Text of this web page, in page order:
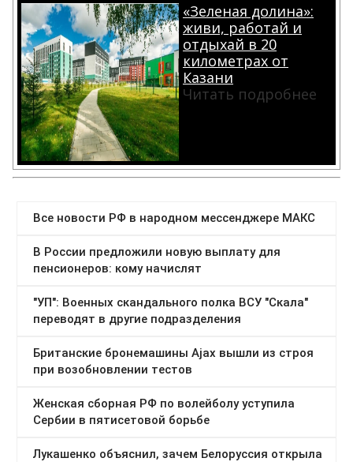
«Зеленая долина»:
живи, работай и
отдыхай в 20
километрах от
Казани
Читать подробнее